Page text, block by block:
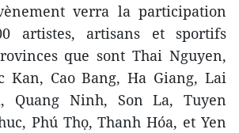
verra la participation
artistes, artisans et sportifs
que sont Thai Nguyen,
Kan, Cao Bang, Ha Giang, Lai
Quang Ninh, Son La, Tuyen
Phú Thọ, Thanh Hóa, et Yen